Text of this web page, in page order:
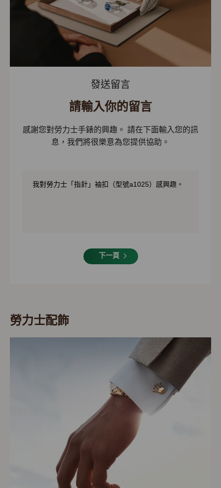
發送留言
請輸入你的留言
感謝您對勞力士手錶的興趣。 請在下面輸入您的訊
息，我們將很樂意為您提供協助。
下一頁
勞力士配飾